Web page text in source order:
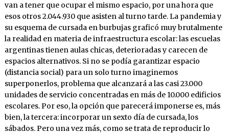
van a tener que ocupar el mismo espacio, por una hora que
esos otros 2.044.930 que asisten al turno tarde. La pandemia y
su esquema de cursada en burbujas graficó muy brutalmente
la realidad en materia de infraestructura escolar: las escuelas
argentinas tienen aulas chicas, deterioradas y carecen de
espacios alternativos. Si no se podía garantizar espacio
(distancia social) para un solo turno imaginemos
superponerlos, problema que alcanzará a las casi 23.000
unidades de servicio concentradas en más de 10.000 edificios
escolares. Por eso, la opción que parecerá imponerse es, más
bien, la tercera: incorporar un sexto día de cursada, los
sábados. Pero una vez más, como se trata de reproducir lo